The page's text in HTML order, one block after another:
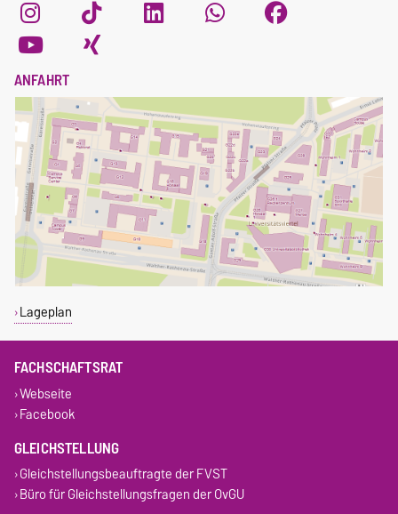
ANFAHRT
Lageplan
FACHSCHAFTSRAT
Webseite
Facebook
GLEICHSTELLUNG
Gleichstellungsbeauftragte der FVST
Büro für Gleichstellungsfragen der OvGU